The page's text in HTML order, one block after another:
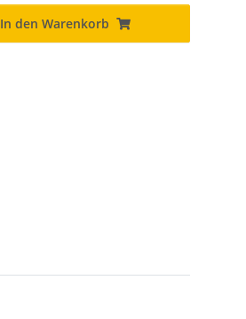
In den Warenkorb